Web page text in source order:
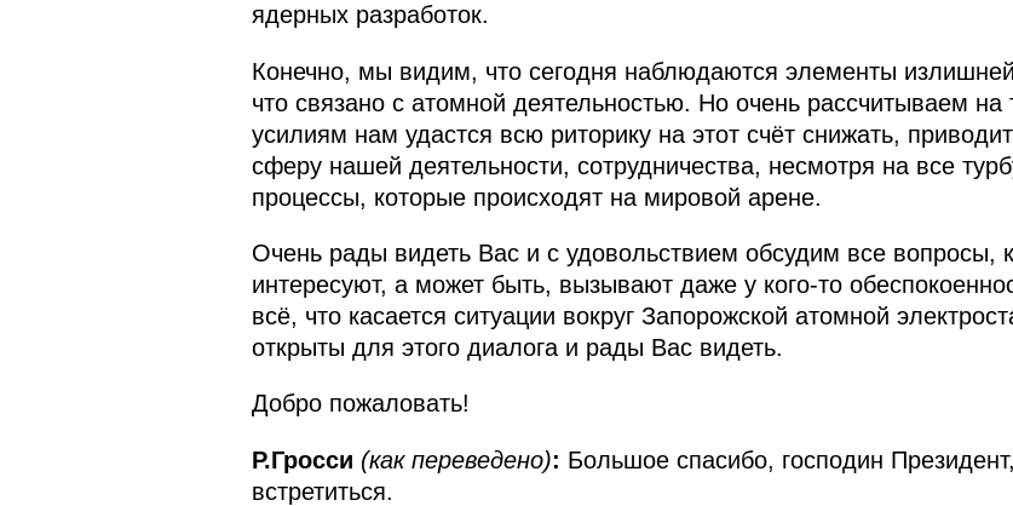
ядерных разработок.
Конечно, мы видим, что сегодня наблюдаются элементы
что связано с атомной деятельностью. Но очень рассчитываем
усилиям нам удастся всю риторику на этот счёт снижать,
сферу нашей деятельности, сотрудничества, несмотря на все
процессы, которые происходят на мировой арене.
Очень рады видеть Вас и с удовольствием обсудим все вопросы,
интересуют, а может быть, вызывают даже у кого-то
всё, что касается ситуации вокруг Запорожской атомной
открыты для этого диалога и рады Вас видеть.
Добро пожаловать!
Р.Гросси (как переведено): Большое спасибо, господин
встретиться.